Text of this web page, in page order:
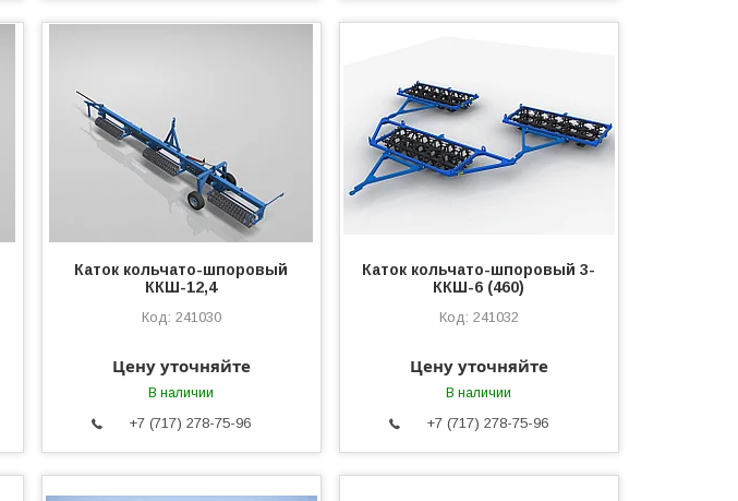
Каток кольчато-шпоровый
ККШ-12,4
241030
Цену уточняйте
В наличии
+7 (717) 278-75-96
Каток кольчато-шпоровый 3-
ККШ-6 (460)
241032
Цену уточняйте
В наличии
+7 (717) 278-75-96